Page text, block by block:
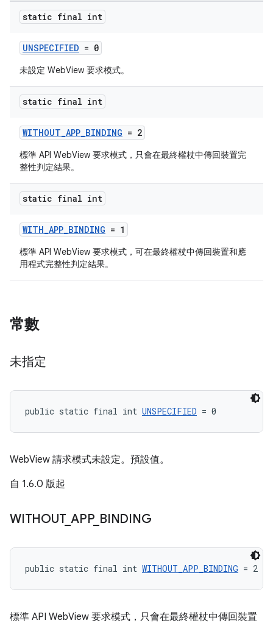
static final int
UNSPECIFIED = 0
未設定 WebView 要求模式。
static final int
WITHOUT_APP_BINDING = 2
標準 API WebView 要求模式，只會在最終權杖中傳回裝置完
整性判定結果。
static final int
WITH_APP_BINDING = 1
標準 API WebView 要求模式，可在最終權杖中傳回裝置和應
用程式完整性判定結果。
常數
未指定
public static final int UNSPECIFIED = 0
WebView 請求模式未設定。預設值。
自 1.6.0 版起
WITHOUT_ APP_ BINDING
public static final int WITHOUT_APP_BINDING = 2
標準 API WebView 要求模式，只會在最終權杖中傳回裝置